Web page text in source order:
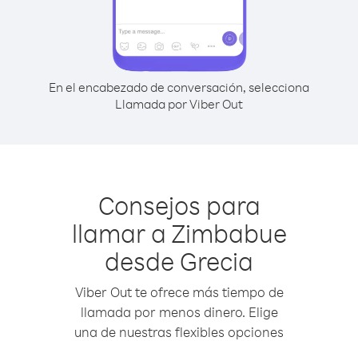
En el encabezado de conversación, selecciona
Llamada por Viber Out
Consejos para
llamar a Zimbabue
desde Grecia
Viber Out te ofrece más tiempo de
llamada por menos dinero. Elige
una de nuestras flexibles opciones